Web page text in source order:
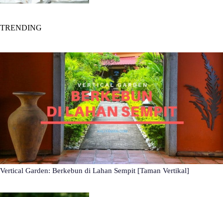
TRENDING
Vertical Garden: Berkebun di Lahan Sempit [Taman Vertikal]